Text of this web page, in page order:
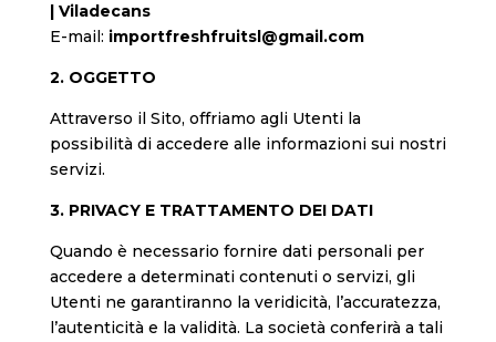
| Viladecans
E-mail: importfreshfruitsl@gmail.com
2. OGGETTO
Attraverso il Sito, offriamo agli Utenti la
possibilità di accedere alle informazioni sui nostri
servizi.
3. PRIVACY E TRATTAMENTO DEI DATI
Quando è necessario fornire dati personali per
accedere a determinati contenuti o servizi, gli
Utenti ne garantiranno la veridicità, l’accuratezza,
l’autenticità e la validità. La società conferirà a tali